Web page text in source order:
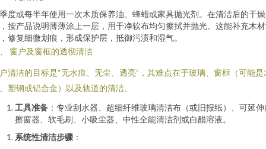
度或每半年使用一次木质保养油、蜂蜡或家具抛光剂。在清洁后的干
按产品说明薄薄涂上一层，用干净软布均匀擦拭并抛光。这能补充木
修复细微划痕，形成保护层，抵御污渍和湿气。
窗户及窗框的透彻清洁
清洁的目标是“无水痕、无尘、透亮”，其难点在于玻璃、窗框（可能是
塑钢或铝合金）以及轨道的清洁。
工具准备 ：专业刮水器、超细纤维玻璃清洁布（或旧报纸）、可延伸
擦窗器、软毛刷、小吸尘器、中性全能清洁剂或白醋溶液。
系统性清洁步骤 ：